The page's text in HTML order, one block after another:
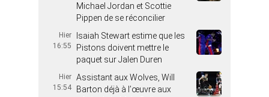
Michael Jordan et Scottie
Pippen de se réconcilier
Hier
16:55
Isaiah Stewart estime que les
Pistons doivent mettre le
paquet sur Jalen Duren
Hier
15:54
Assistant aux Wolves, Will
Barton déjà à l’œuvre aux